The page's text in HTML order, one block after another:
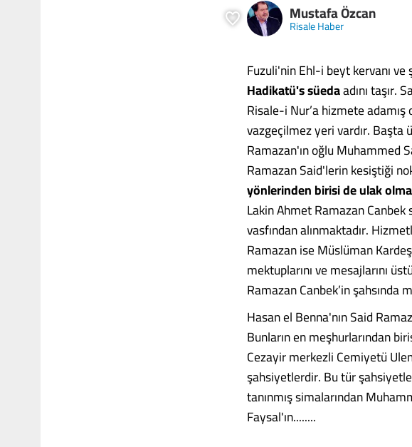
Mustafa Özcan
Risale Haber
Fuzuli'nin Ehl-i beyt kervanı ve
Hadikatü's süedaadını taşır.
Risale-i Nur’a hizmete adamış
vazgeçilmez yeri vardır. Başta
Ramazan'ın oğlu Muhammed
Ramazan Said'lerin kesiştiği
yönlerinden birisi de ulak
Lakin Ahmet Ramazan Canbek
vasfından alınmaktadır.
Ramazan ise Müslüman
mektuplarını ve mesajlarını
Ramazan Canbek’in
Hasan el Benna'nın Said
Bunların en meşhurlarından
Cezayir merkezli Cemiyetü
şahsiyetlerdir. Bu tür
tanınmış simalarından
Faysal'ın........